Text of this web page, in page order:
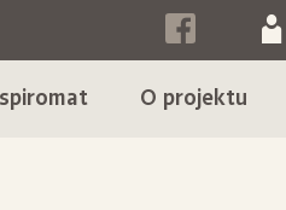
O projektu